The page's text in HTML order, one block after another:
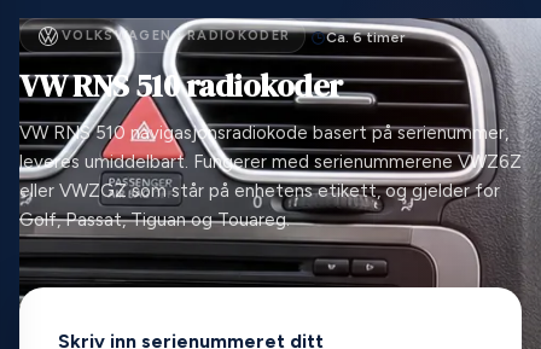
VOLKSWAGEN · RADIOKODER Ca. 6 timer
VW RNS 510 radiokoder
VW RNS 510 navigasjonsradiokode basert på serienummer,
leveres umiddelbart. Fungerer med serienummerene VWZ6Z
eller VWZGZ som står på enhetens etikett, og gjelder for
Golf, Passat, Tiguan og Touareg.
Skriv inn serienummeret ditt